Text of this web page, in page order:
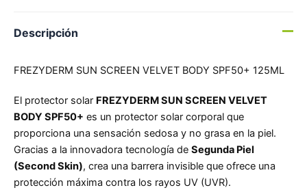
Descripción
FREZYDERM SUN SCREEN VELVET BODY SPF50+ 125ML
El protector solar FREZYDERM SUN SCREEN VELVET
BODY SPF50+ es un protector solar corporal que
proporciona una sensación sedosa y no grasa en la piel.
Gracias a la innovadora tecnología de Segunda Piel
(Second Skin), crea una barrera invisible que ofrece una
protección máxima contra los rayos UV (UVR).